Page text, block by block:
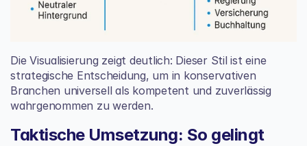
Die Visualisierung zeigt deutlich: Dieser Stil ist eine
strategische Entscheidung, um in konservativen
Branchen universell als kompetent und zuverlässig
wahrgenommen zu werden.
Taktische Umsetzung: So gelingt